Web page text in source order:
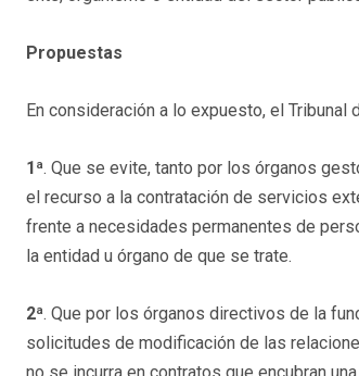
Propuestas
En consideración a lo expuesto, el
1ª. Que se evite, tanto por los órganos
el recurso a la contratación de servicios
frente a necesidades permanentes de
la entidad u órgano de que se trate.
2ª. Que por los órganos directivos de la
solicitudes de modificación de las
no se incurra en contratos que encubran